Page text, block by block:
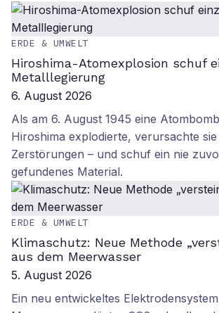
ERDE & UMWELT
Hiroshima-Atomexplosion schuf
Metalllegierung
6. August 2026
Als am 6. August 1945 eine
Hiroshima explodierte, verursachte
Zerstörungen – und schuf ein nie
gefundenes Material.
ERDE & UMWELT
Klimaschutz: Neue Methode
aus dem Meerwasser
5. August 2026
Ein neu entwickeltes